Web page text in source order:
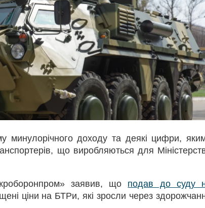
минулорічного доходу та деякі цифри,
що виробляються для
заявив, що подав до суду
ціни на БТРи, які зросли через